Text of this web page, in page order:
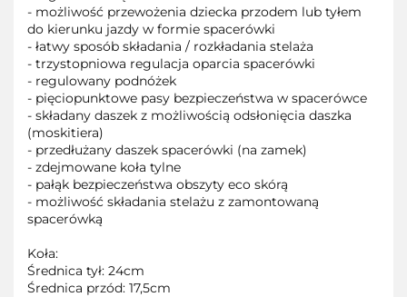
- możliwość przewożenia dziecka przodem lub tyłem
do kierunku jazdy w formie spacerówki
- łatwy sposób składania / rozkładania stelaża
- trzystopniowa regulacja oparcia spacerówki
- regulowany podnóżek
- pięciopunktowe pasy bezpieczeństwa w spacerówce
- składany daszek z możliwością odsłonięcia daszka
(moskitiera)
- przedłużany daszek spacerówki (na zamek)
- zdejmowane koła tylne
- pałąk bezpieczeństwa obszyty eco skórą
- możliwość składania stelażu z zamontowaną
spacerówką
Koła:
Średnica tył: 24cm
Średnica przód: 17,5cm